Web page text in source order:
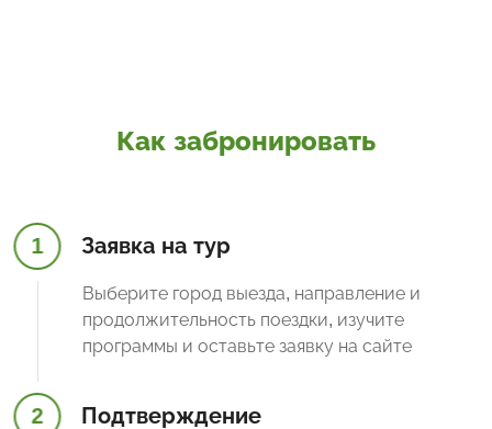
Как забронировать
1 Заявка на тур
Выберите город выезда, направление и
продолжительность поездки, изучите
программы и оставьте заявку на сайте
2 Подтверждение